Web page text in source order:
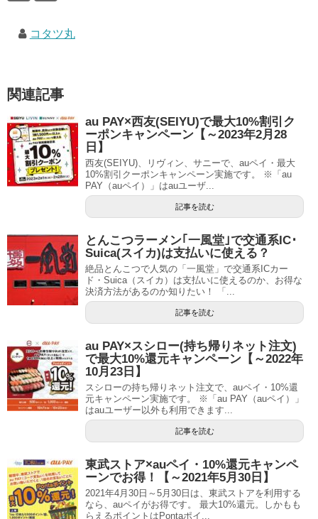
コタツ丸
関連記事
au PAY×西友(SEIYU)で最大10%割引ク
ーポンキャンペーン【～2023年2月28
日】
西友(SEIYU)、リヴィン、サニーで、auペイ・最大
10%割引クーポンキャンペーン実施です。 ※「au
PAY（auペイ）」はauユーザ...
記事を読む
とんこつラーメン｢一風堂｣で交通系IC･
Suica(スイカ)は支払いに使える？
絶品とんこつで人気の「一風堂」で交通系ICカー
ド・Suica（スイカ）は支払いに使えるのか、お得な
決済方法があるのか知りたい！ 「...
記事を読む
au PAY×スシロー(持ち帰りネット注文)
で最大10%還元キャンペーン【～2022年
10月23日】
スシローの持ち帰りネット注文で、auペイ・10%還
元キャンペーン実施です。 ※「au PAY（auペイ）」
はauユーザー以外も利用できます...
記事を読む
東武ストア×auペイ・10%還元キャンペ
ーンでお得！【～2021年5月30日】
2021年4月30日～5月30日は、東武ストアを利用する
なら、auペイがお得です。 最大10%還元。しかもも
らえるポイントはPontaポイ...